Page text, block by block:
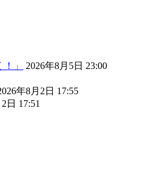
」
2026年8月5日 23:00
年8月2日 17:55
日 17:51